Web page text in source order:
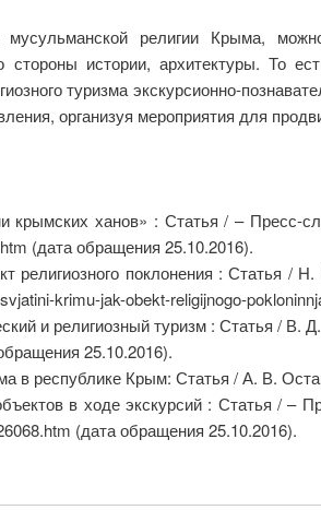
религии Крыма,
истории, архитектуры. То
туризма экскурсионно-
организуя мероприятия для
ханов» : Статья / – Пресс-
(дата обращения 25.10.2016).
поклонения : Статья /
krimu-jak-obekt-religijnogo-
и религиозный туризм : Статья / В.
25.10.2016).
в республике Крым: Статья / А. В.
в ходе экскурсий : Статья / –
(дата обращения 25.10.2016).